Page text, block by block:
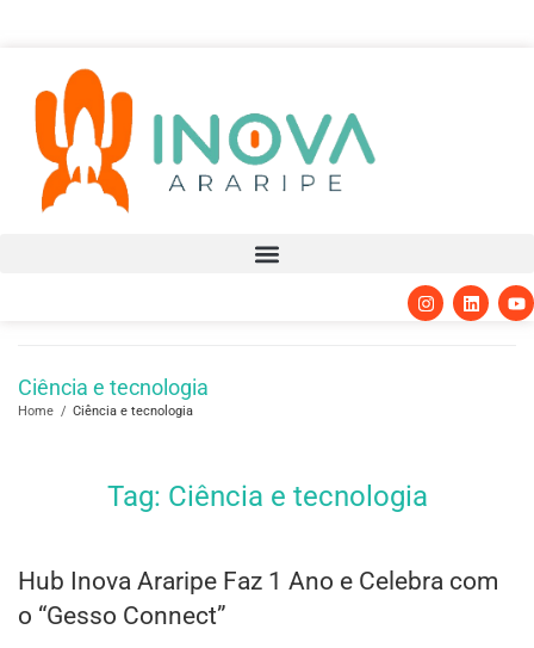
Ciência e tecnologia
Home / Ciência e tecnologia
Tag: Ciência e tecnologia
Hub Inova Araripe Faz 1 Ano e Celebra com
o “Gesso Connect”